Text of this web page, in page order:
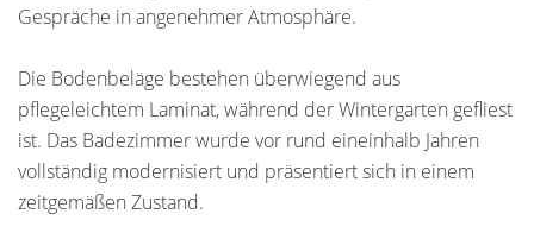
Gespräche in angenehmer Atmosphäre.
Die Bodenbeläge bestehen überwiegend aus
pflegeleichtem Laminat, während der Wintergarten gefliest
ist. Das Badezimmer wurde vor rund eineinhalb Jahren
vollständig modernisiert und präsentiert sich in einem
zeitgemäßen Zustand.